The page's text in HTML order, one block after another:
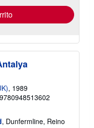
, 1989
, Dunfermline, Reino